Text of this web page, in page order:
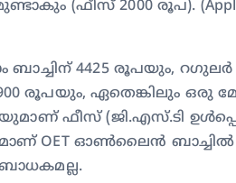
(ഫീസ് 2000 രൂപ). (Apply
4425 രൂപയും, റഗുലര്‍
ഏതെങ്കിലും ഒരു
ഫീസ് (ജി.എസ്.ടി
OET ഓണ്‍ലൈന്‍